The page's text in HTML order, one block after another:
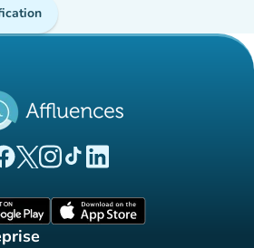
(nouvel onglet)
(nouvel onglet)
(nouvel onglet)
(nouvel onglet)
(nouvel onglet)